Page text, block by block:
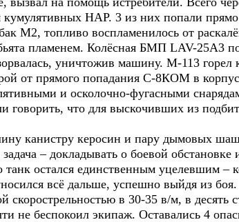
кумулятивных НАР. 3 из них попали
М2, топливо воспламенилось от
пламенем. Колёсная БМП LAV-25А3
уничтожив машину. М-113 горел
от прямого попадания С-8КОМ в
и осколочно-фугасными
что для выскочивших из
канистру керосин и пару дымовых
– докладывать о боевой обстановке
танк остался единственным уцелевшим –
всё дальше, успешно выйдя из боя.
в 30-35 в/м, в десять
не беспокоил экипаж. Оставались 4